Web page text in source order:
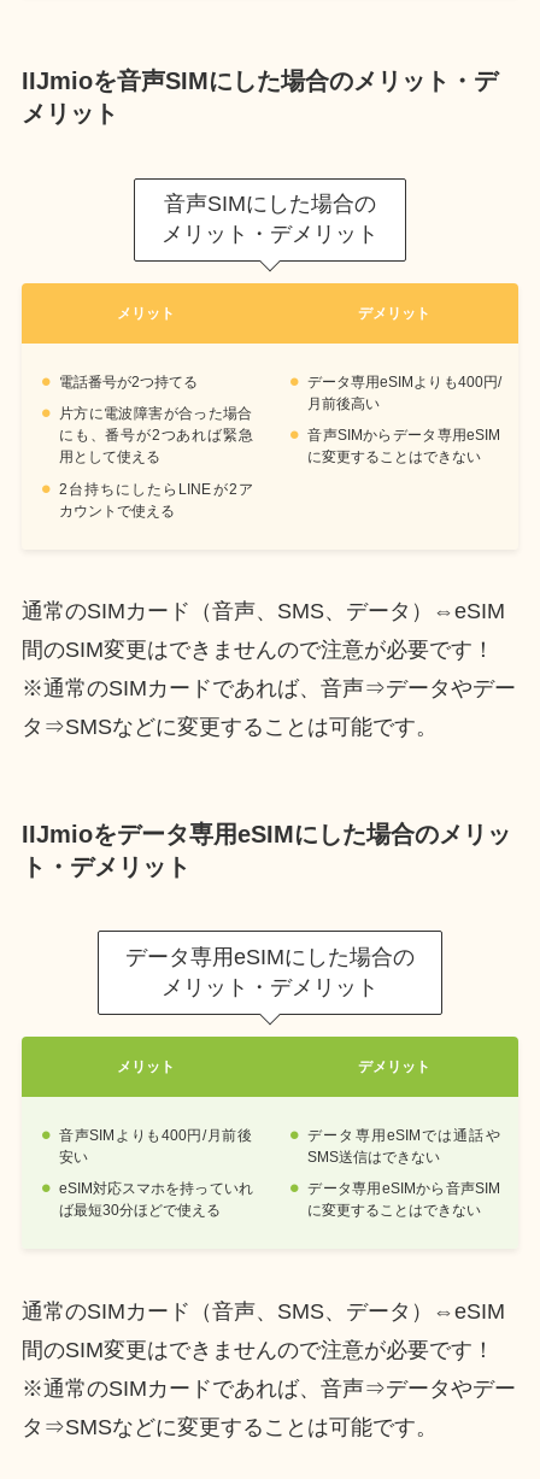
IIJmioを音声SIMにした場合のメリット・デ
メリット
音声SIMにした場合の
メリット・デメリット
メリット デメリット
電話番号が2つ持てる
片方に電波障害が合った場合
にも、番号が2つあれば緊急
用として使える
2台持ちにしたらLINEが2ア
カウントで使える
データ専用eSIMよりも400円/
月前後高い
音声SIMからデータ専用eSIM
に変更することはできない
通常のSIMカード（音声、SMS、データ）⇔eSIM
間のSIM変更はできませんので注意が必要です！
※通常のSIMカードであれば、音声⇒データやデー
タ⇒SMSなどに変更することは可能です。
IIJmioをデータ専用eSIMにした場合のメリッ
ト・デメリット
データ専用eSIMにした場合の
メリット・デメリット
メリット デメリット
音声SIMよりも400円/月前後
安い
eSIM対応スマホを持っていれ
ば最短30分ほどで使える
データ専用eSIMでは通話や
SMS送信はできない
データ専用eSIMから音声SIM
に変更することはできない
通常のSIMカード（音声、SMS、データ）⇔eSIM
間のSIM変更はできませんので注意が必要です！
※通常のSIMカードであれば、音声⇒データやデー
タ⇒SMSなどに変更することは可能です。